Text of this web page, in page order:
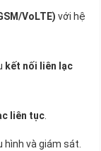
VoLTE) với hệ
kết nối liên lạc
liên tục
và giám sát.